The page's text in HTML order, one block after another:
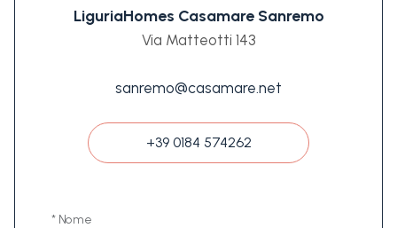
LiguriaHomes Casamare Sanremo
Via Matteotti 143
sanremo@casamare.net
+39 0184 574262
* Nome